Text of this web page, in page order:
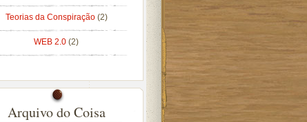
Teorias da Conspiração (2)
WEB 2.0 (2)
Arquivo do Coisa